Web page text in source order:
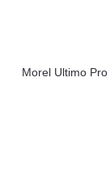
Morel Ultimo